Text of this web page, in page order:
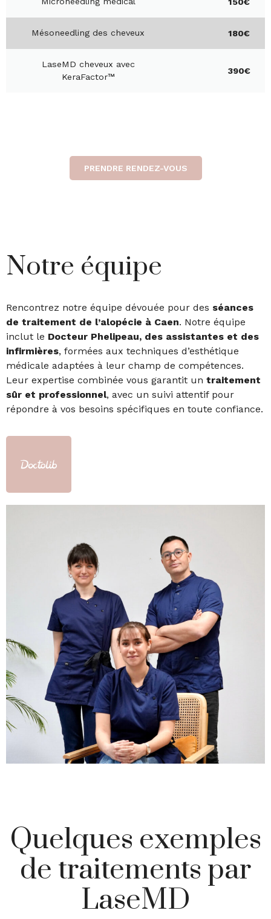
Mésoneedling des cheveux 180€
LaseMD cheveux avec
KeraFactor™
390€
PRENDRE RENDEZ-VOUS
Notre équipe
Rencontrez notre équipe dévouée pour des séances
de traitement de l’alopécie à Caen. Notre équipe
inclut le Docteur Phelipeau, des assistantes et des
infirmières, formées aux techniques d’esthétique
médicale adaptées à leur champ de compétences.
Leur expertise combinée vous garantit un traitement
sûr et professionnel, avec un suivi attentif pour
répondre à vos besoins spécifiques en toute confiance.
Quelques exemples
de traitements par
LaseMD